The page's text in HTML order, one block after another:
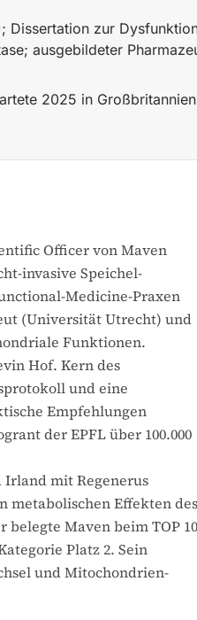
Dissertation zur
ausgebildeter
2025 in
Officer von Maven
invasive Speichel-
Medicine-Praxen
(Universität Utrecht) und
Funktionen.
Hof. Kern des
und eine
Empfehlungen
der EPFL über 100.000
Irland mit Regenerus
metabolischen Effekten des
Maven beim TOP
Platz 2. Sein
und Mitochondrien-